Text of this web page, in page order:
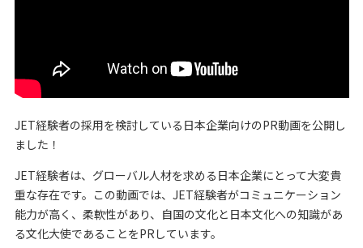
JET経験者の採用を検討している日本企業向けのPR動画を公開し
ました！
JET経験者は、グローバル人材を求める日本企業にとって大変貴
重な存在です。この動画では、JET経験者がコミュニケーション
能力が高く、柔軟性があり、自国の文化と日本文化への知識があ
る文化大使であることをPRしています。